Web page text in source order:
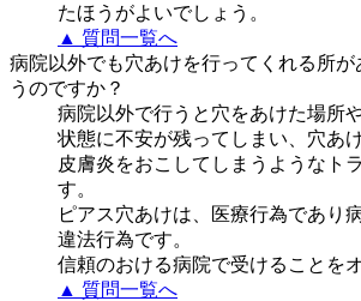
たほうがよいでしょう。
▲ 質問一覧へ
病院以外でも穴あけを行ってくれる所
うのですか？
病院以外で行うと穴をあけた場所
状態に不安が残ってしまい、穴あ
皮膚炎をおこしてしまうようなト
す。
ピアス穴あけは、医療行為であり
違法行為です。
信頼のおける病院で受けることを
▲ 質問一覧へ